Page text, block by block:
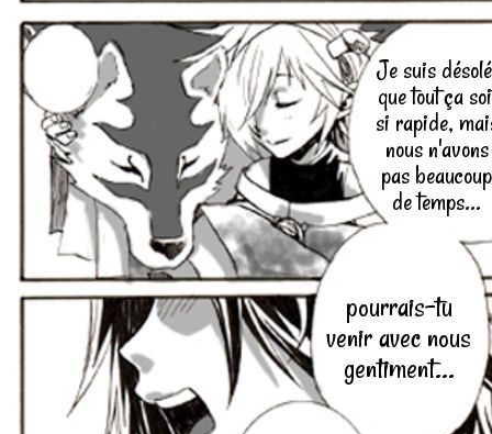
Je suis
que tout ça
si rapide,
nous n'avons
pas beaucoup
de temps...
pourrais-tu
venir avec nous
gentiment...